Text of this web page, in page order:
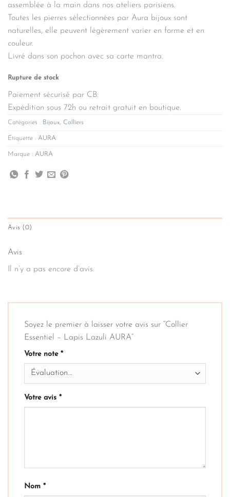
assemblée à la main dans nos ateliers parisiens.
Toutes les pierres sélectionnées par Aura bijoux sont
naturelles, elle peuvent légèrement varier en forme et en
couleur.
Livré dans son pochon avec sa carte mantra.
Rupture de stock
Paiement sécurisé par CB.
Expédition sous 72h ou retrait gratuit en boutique.
Catégories : Bijoux Colliers
Étiquette : AURA
Marque : AURA
Avis (0)
Avis
Il n’y a pas encore d’avis.
Soyez le premier à laisser votre avis sur “Collier
Essentiel – Lapis Lazuli AURA”
Votre note *
Votre avis *
Nom *